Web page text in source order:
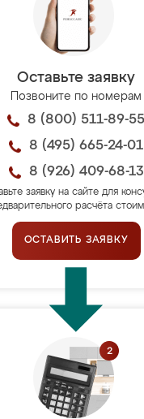
Оставьте заявку
Позвоните по номерам
8 (800) 511-89-55
8 (495) 665-24-01
8 (926) 409-68-13
заявку на сайте для
расчёта
ОСТАВИТЬ ЗАЯВКУ